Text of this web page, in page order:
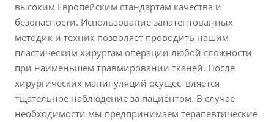
высоким Европейским стандартам качества и
безопасности. Использование запатентованных
методик и техник позволяет проводить нашим
пластическим хирургам операции любой сложности
при наименьшем травмировании тканей. После
хирургических манипуляций осуществляется
тщательное наблюдение за пациентом. В случае
необходимости мы предпринимаем терапевтические